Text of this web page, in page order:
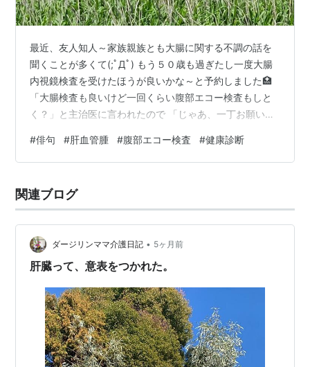
最近、友人知人～家族親族とも大腸に関する不調の話を
聞くことが多くて(;ﾟДﾟ) もう５０歳も過ぎたし一度大腸
内視鏡検査を受けたほうが良いかな～と予約しました🏥
「大腸検査も良いけど一回くらい腹部エコー検査もしと
く？」と主治医に言われたので 「じゃあ、一丁お願いし
いました ら・・・ 「肝臓に腫瘍があるよ」(;''∀'')
「え・・・」 (;ﾟДﾟ) 「心配ないやつだと思うけど」
～～何かまた斜め上から予想外の展開来た～Σ(￣ロ￣lll)
ｶﾞｰﾝ 「肝血管腫だと思うけどね見つかった…
#俳句 #肝血管腫 #腹部エコー検査 #健康診断
関連ブログ
ダージリンママ介護日記 • 5ヶ月前
肝臓って、意表をつかれた。